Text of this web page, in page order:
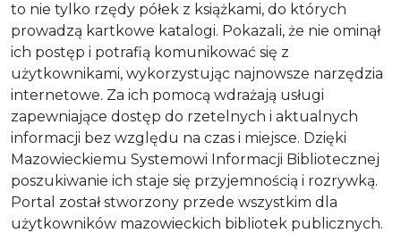
to nie tylko rzędy półek z książkami, do których
prowadzą kartkowe katalogi. Pokazali, że nie ominął
ich postęp i potrafią komunikować się z
użytkownikami, wykorzystując najnowsze narzędzia
internetowe. Za ich pomocą wdrażają usługi
zapewniające dostęp do rzetelnych i aktualnych
informacji bez względu na czas i miejsce. Dzięki
Mazowieckiemu Systemowi Informacji Bibliotecznej
poszukiwanie ich staje się przyjemnością i rozrywką.
Portal został stworzony przede wszystkim dla
użytkowników mazowieckich bibliotek publicznych.